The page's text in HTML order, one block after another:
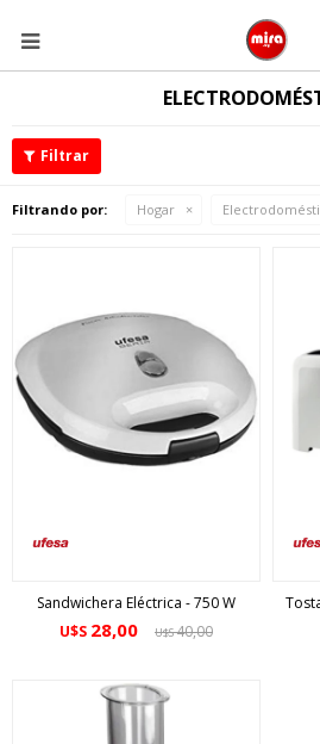

Filtrando por: Hogar
Sandwichera Eléctrica - 750 W
U$S 28,00 U$S40,00